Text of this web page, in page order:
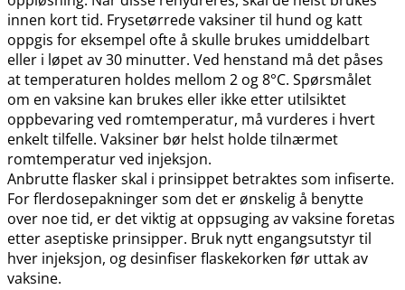
innen kort tid. Frysetørrede vaksiner til hund og katt
oppgis for eksempel ofte å skulle brukes umiddelbart
eller i løpet av 30 minutter. Ved henstand må det påses
at temperaturen holdes mellom 2 og 8°C. Spørsmålet
om en vaksine kan brukes eller ikke etter utilsiktet
oppbevaring ved romtemperatur, må vurderes i hvert
enkelt tilfelle. Vaksiner bør helst holde tilnærmet
romtemperatur ved injeksjon.
Anbrutte flasker skal i prinsippet betraktes som infiserte.
For flerdosepakninger som det er ønskelig å benytte
over noe tid, er det viktig at oppsuging av vaksine foretas
etter aseptiske prinsipper. Bruk nytt engangsutstyr til
hver injeksjon, og desinfiser flaskekorken før uttak av
vaksine.